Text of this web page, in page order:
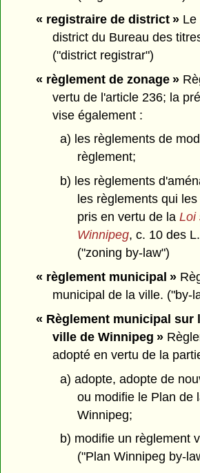
« registraire de district »Le
district du Bureau des
("district registrar")
« règlement de zonage »
vertu de l'article 236; la
vise également :
a) les règlements de
règlement;
b) les règlements
les règlements qui
pris en vertu de la Loi
Winnipeg, c. 10 des
("zoning by-law")
« règlement municipal »
municipal de la ville. ("by-
« Règlement municipal sur
ville de Winnipeg »
adopté en vertu de la
a) adopte, adopte de
ou modifie le Plan de
Winnipeg;
b) modifie un règlement
("Plan Winnipeg by-